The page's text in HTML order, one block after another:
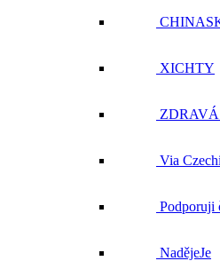
XICHTY
Via
Podporuji
NadějeJe